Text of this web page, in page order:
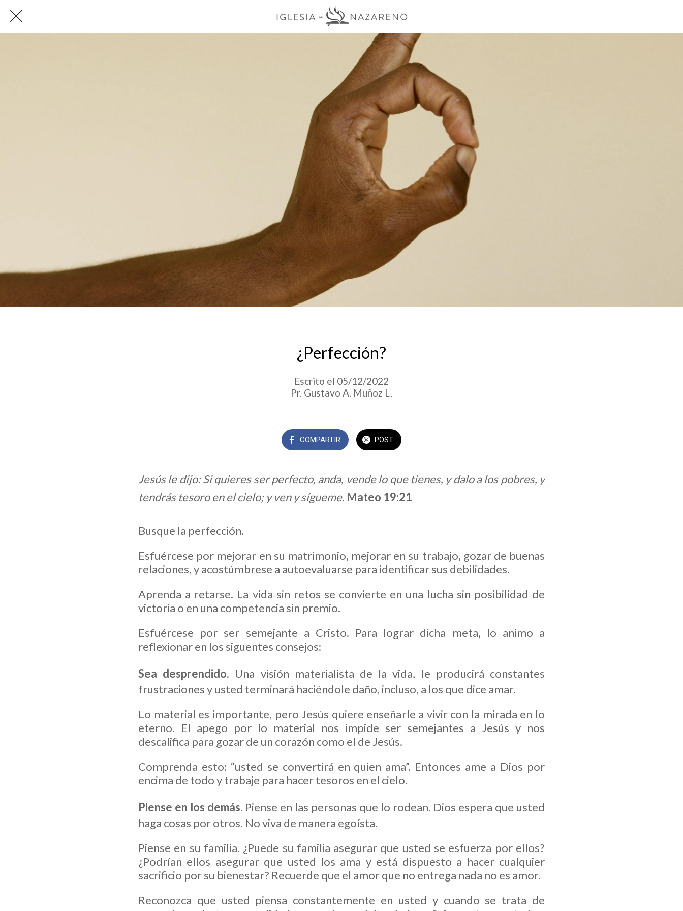
¿Perfección?
Escrito el 05/12/2022
Pr. Gustavo A. Muñoz L.
COMPARTIR POST
Jesús le dijo: Si quieres ser perfecto, anda, vende lo que tienes, y dalo a los pobres, y
tendrás tesoro en el cielo; y ven y sígueme. Mateo 19:21
Busque la perfección.
Esfuércese por mejorar en su matrimonio, mejorar en su trabajo, gozar de buenas
relaciones, y acostúmbrese a autoevaluarse para identificar sus debilidades.
Aprenda a retarse. La vida sin retos se convierte en una lucha sin posibilidad de
victoria o en una competencia sin premio.
Esfuércese por ser semejante a Cristo. Para lograr dicha meta, lo animo a
reflexionar en los siguentes consejos:
Sea desprendido. Una visión materialista de la vida, le producirá constantes
frustraciones y usted terminará haciéndole daño, incluso, a los que dice amar.
Lo material es importante, pero Jesús quiere enseñarle a vivir con la mirada en lo
eterno. El apego por lo material nos impide ser semejantes a Jesús y nos
descalifica para gozar de un corazón como el de Jesús.
Comprenda esto: “usted se convertirá en quien ama”. Entonces ame a Dios por
encima de todo y trabaje para hacer tesoros en el cielo.
Piense en los demás. Piense en las personas que lo rodean. Dios espera que usted
haga cosas por otros. No viva de manera egoísta.
Piense en su familia. ¿Puede su familia asegurar que usted se esfuerza por ellos?
¿Podrían ellos asegurar que usted los ama y está dispuesto a hacer cualquier
sacrificio por su bienestar? Recuerde que el amor que no entrega nada no es amor.
Reconozca que usted piensa constantemente en usted y cuando se trata de